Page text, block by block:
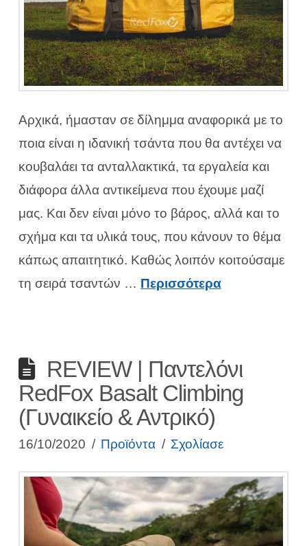
Αρχικά, ήμασταν σε δίλημμα αναφορικά με το
ποια είναι η ιδανική τσάντα που θα αντέχει να
κουβαλάει τα ανταλλακτικά, τα εργαλεία και
διάφορα άλλα αντικείμενα που έχουμε μαζί
μας. Και δεν είναι μόνο το βάρος, αλλά και το
σχήμα και τα υλικά τους, που κάνουν το θέμα
κάπως απαιτητικό. Καθώς λοιπόν κοιτούσαμε
τη σειρά τσαντών … Περισσότερα
REVIEW | Παντελόνι
RedFox Basalt Climbing
(Γυναικείο & Αντρικό)
16/10/2020 Προϊόντα Σχολίασε